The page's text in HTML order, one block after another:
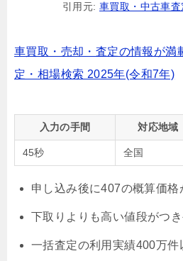
引用元: 車買取・中古車
車買取・売却・査定の情報が満
定・相場検索 2025年(令和7年)
入力の手間 対応地域
45秒 全国
申し込み後に407の概算価格
下取りよりも高い値段がつ
一括査定の利用実績400万件